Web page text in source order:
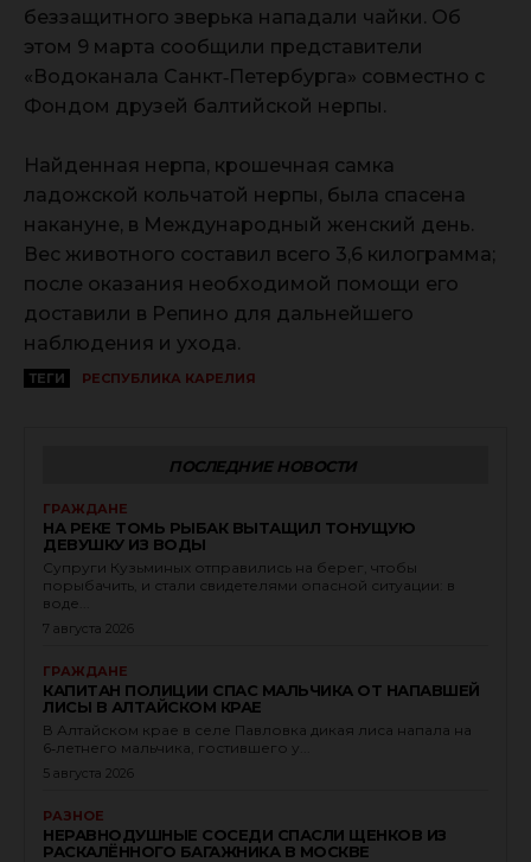
беззащитного зверька нападали чайки. Об
этом 9 марта сообщили представители
«Водоканала Санкт‑Петербурга» совместно с
Фондом друзей балтийской нерпы.
Найденная нерпа, крошечная самка
ладожской кольчатой нерпы, была спасена
накануне, в Международный женский день.
Вес животного составил всего 3,6 килограмма;
после оказания необходимой помощи его
доставили в Репино для дальнейшего
наблюдения и ухода.
ТЕГИ РЕСПУБЛИКА КАРЕЛИЯ
ПОСЛЕДНИЕ НОВОСТИ
ГРАЖДАНЕ
НА РЕКЕ ТОМЬ РЫБАК ВЫТАЩИЛ ТОНУЩУЮ
ДЕВУШКУ ИЗ ВОДЫ
Супруги Кузьминых отправились на берег, чтобы
порыбачить, и стали свидетелями опасной ситуации: в
воде...
7 августа 2026
ГРАЖДАНЕ
КАПИТАН ПОЛИЦИИ СПАС МАЛЬЧИКА ОТ НАПАВШЕЙ
ЛИСЫ В АЛТАЙСКОМ КРАЕ
В Алтайском крае в селе Павловка дикая лиса напала на
6‑летнего мальчика, гостившего у...
5 августа 2026
РАЗНОЕ
НЕРАВНОДУШНЫЕ СОСЕДИ СПАСЛИ ЩЕНКОВ ИЗ
РАСКАЛЁННОГО БАГАЖНИКА В МОСКВЕ